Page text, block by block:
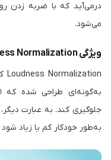
درمی‌آید که با ضربه زدن
می‌شود.
ویژگی Loudness Normalization
به‌گونه‌ای طراحی شده که
جلوگیری کند. به عبارت
به‌طور خودکار کم یا زیاد